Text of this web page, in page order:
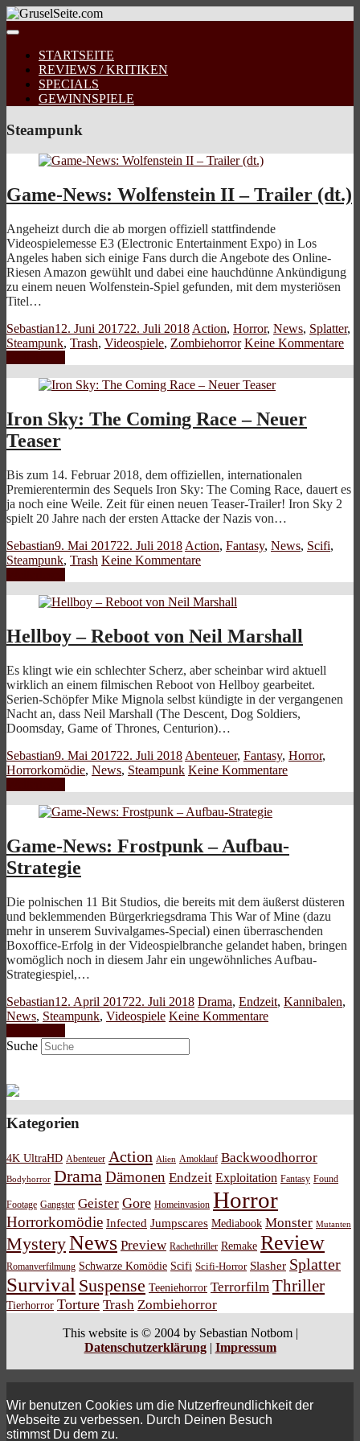
STARTSEITE
REVIEWS / KRITIKEN
SPECIALS
GEWINNSPIELE
Steampunk
Game-News: Wolfenstein II – Trailer (dt.)
Angeheizt durch die ab morgen offiziell stattfindende
Videospielemesse E3 (Electronic Entertainment Expo) in Los
Angeles haben sich einige Fans durch die Angebote des Online-
Riesen Amazon gewühlt und dabei eine hauchdünne Ankündigung
zu einem neuen Wolfenstein-Spiel gefunden, mit dem mysteriösen
Titel…
Sebastian12. Juni 201722. Juli 2018 Action, Horror, News, Splatter,
Steampunk, Trash, Videospiele, Zombiehorror Keine Kommentare
Iron Sky: The Coming Race – Neuer
Teaser
Bis zum 14. Februar 2018, dem offiziellen, internationalen
Premierentermin des Sequels Iron Sky: The Coming Race, dauert es
ja noch eine Weile. Zeit für einen neuen Teaser-Trailer! Iron Sky 2
spielt 20 Jahre nach der ersten Attacke der Nazis von…
Sebastian9. Mai 201722. Juli 2018 Action, Fantasy, News, Scifi,
Steampunk, Trash Keine Kommentare
Hellboy – Reboot von Neil Marshall
Es klingt wie ein schlechter Scherz, aber scheinbar wird aktuell
wirklich an einem filmischen Reboot von Hellboy gearbeitet.
Serien-Schöpfer Mike Mignola selbst kündigte in der vergangenen
Nacht an, dass Neil Marshall (The Descent, Dog Soldiers,
Doomsday, Game of Thrones, Centurion)…
Sebastian9. Mai 201722. Juli 2018 Abenteuer, Fantasy, Horror,
Horrorkomödie, News, Steampunk Keine Kommentare
Game-News: Frostpunk – Aufbau-
Strategie
Die polnischen 11 Bit Studios, die bereits mit dem äußerst düsteren
und beklemmenden Bürgerkriegsdrama This War of Mine (dazu
mehr in unserem Suvivalgames-Special) einen überraschenden
Boxoffice-Erfolg in der Videospielbranche gelandet haben, bringen
womöglich noch in diesem Jahr ein ungewöhnliches Aufbau-
Strategiespiel,…
Sebastian12. April 201722. Juli 2018 Drama, Endzeit, Kannibalen,
News, Steampunk, Videospiele Keine Kommentare
Suche
Kategorien
4K UltraHD Abenteuer Action Alien Amoklauf Backwoodhorror
Bodyhorror DramaDämonen Endzeit Exploitation Fantasy Found
Footage Gangster Geister Gore Homeinvasion Horror
Horrorkomödie Infected Jumpscares Mediabook Monster Mutanten
MysteryNews Preview Rachethriller Remake Review
Romanverfilmung Schwarze Komödie Scifi Scifi-Horror Slasher Splatter
Survival Suspense Teeniehorror Terrorfilm Thriller
Tierhorror Torture Trash Zombiehorror
This website is © 2004 by Sebastian Notbom |
Datenschutzerklärung| Impressum
Wir benutzen Cookies um die Nutzerfreundlichkeit der
Webseite zu verbessen. Durch Deinen Besuch
stimmst Du dem zu.